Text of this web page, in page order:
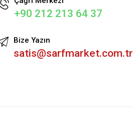
+90 212 213 64 37
Bize Yazın
satis@sarfmarket.com.tr